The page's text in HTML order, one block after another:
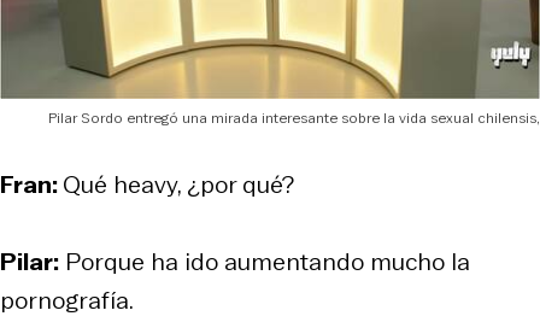
Pilar Sordo entregó una mirada interesante sobre la vida sexual chilensis,
Fran:Qué heavy, ¿por qué?
Pilar: Porque ha ido aumentando mucho la
pornografía.